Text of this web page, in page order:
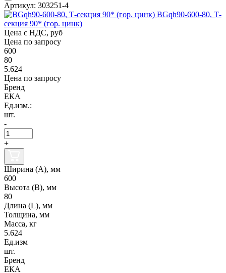
Артикул: 303251-4
BGqh90-600-80, Т-
секция 90* (гор. цинк)
Цена с НДС, руб
Цена по запросу
600
80
5.624
Цена по запросу
Бренд
ЕКА
Ед.изм.:
шт.
-
+
Ширина (А), мм
600
Высота (В), мм
80
Длина (L), мм
Толщина, мм
Масса, кг
5.624
Ед.изм
шт.
Бренд
ЕКА